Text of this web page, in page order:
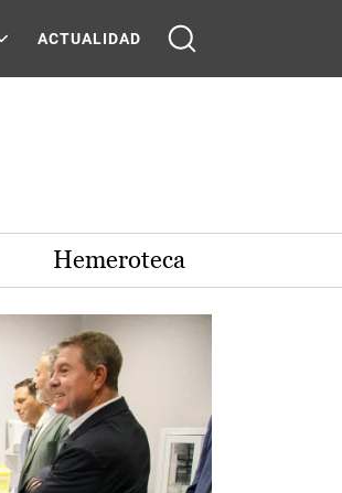
ACTUALIDAD
Hemeroteca